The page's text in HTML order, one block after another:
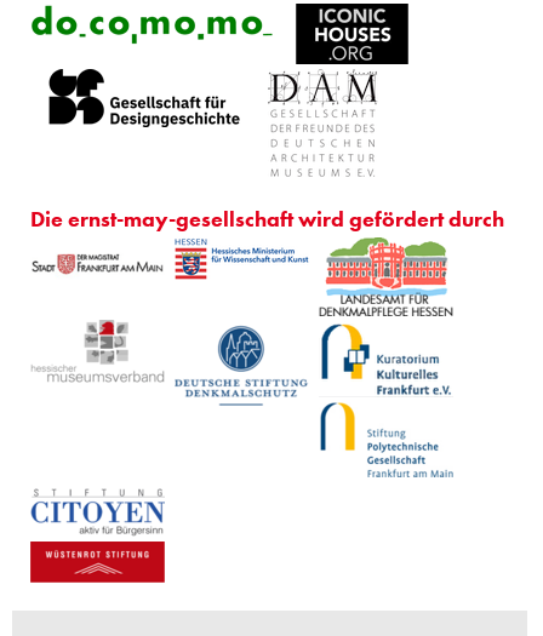
Die ernst-may-gesellschaft wird gefördert durch